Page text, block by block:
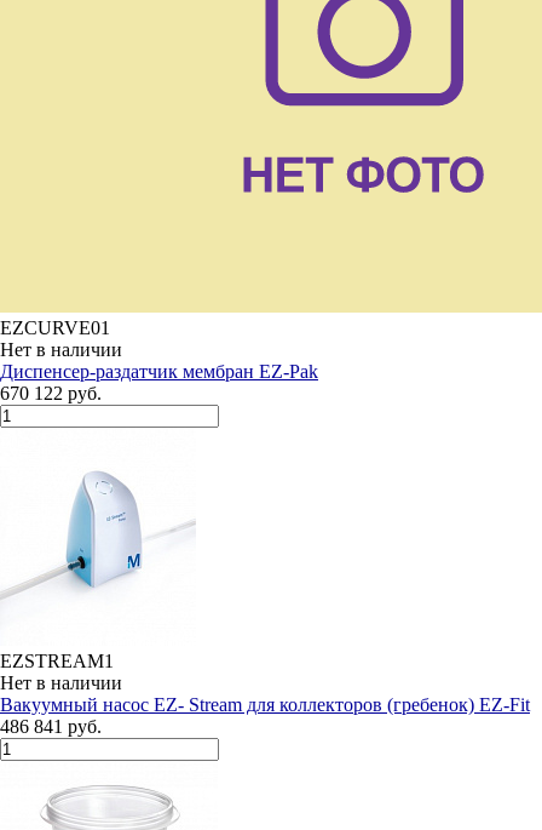
EZCURVE01
Нет в наличии
Диспенсер-раздатчик мембран EZ-Pak
670 122 руб.
EZSTREAM1
Нет в наличии
Вакуумный насос EZ- Stream для коллекторов (гребенок) EZ-Fit
486 841 руб.